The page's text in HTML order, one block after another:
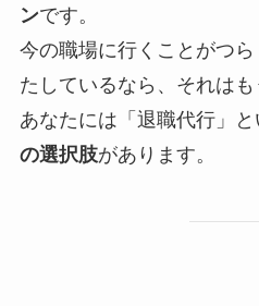
ンです。
今の職場に行くことがつ
たしているなら、それはも
あなたには「退職代行」と
の選択肢があります。